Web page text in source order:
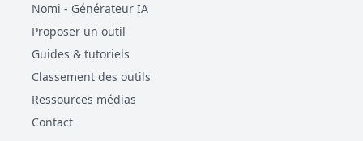
Nomi - Générateur IA
Proposer un outil
Guides & tutoriels
Classement des outils
Ressources médias
Contact